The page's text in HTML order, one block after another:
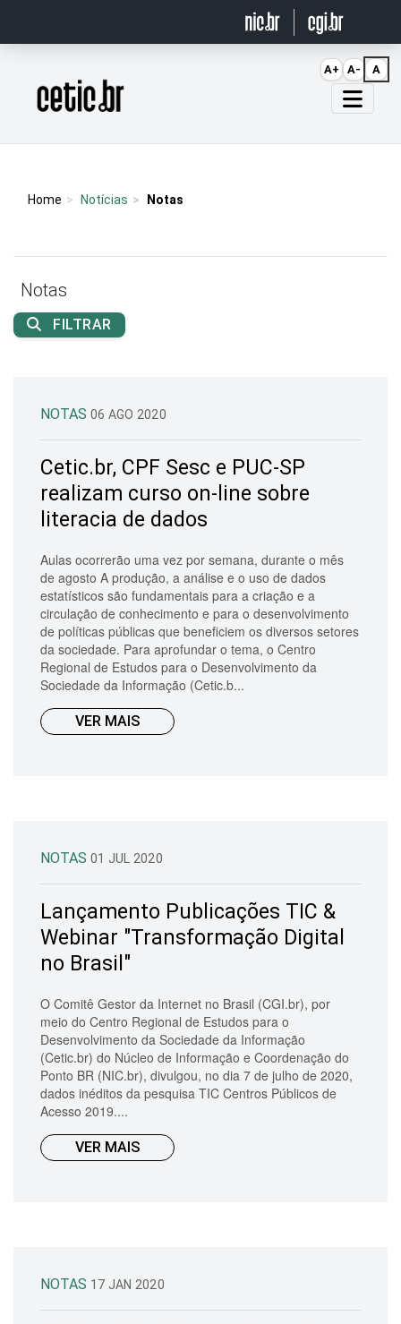
Página inicial
Home Notícias Notas
Notas
FILTRAR
NOTAS 06 AGO 2020
Cetic.br, CPF Sesc e PUC-SP
realizam curso on-line sobre
literacia de dados
Aulas ocorrerão uma vez por semana, durante o mês
de agosto A produção, a análise e o uso de dados
estatísticos são fundamentais para a criação e a
circulação de conhecimento e para o desenvolvimento
de políticas públicas que beneficiem os diversos setores
da sociedade. Para aprofundar o tema, o Centro
Regional de Estudos para o Desenvolvimento da
Sociedade da Informação (Cetic.b...
VER MAIS
NOTAS 01 JUL 2020
Lançamento Publicações TIC &
Webinar "Transformação Digital
no Brasil"
O Comitê Gestor da Internet no Brasil (CGI.br), por
meio do Centro Regional de Estudos para o
Desenvolvimento da Sociedade da Informação
(Cetic.br) do Núcleo de Informação e Coordenação do
Ponto BR (NIC.br), divulgou, no dia 7 de julho de 2020,
dados inéditos da pesquisa TIC Centros Públicos de
Acesso 2019....
VER MAIS
NOTAS 17 JAN 2020
A+ A- A